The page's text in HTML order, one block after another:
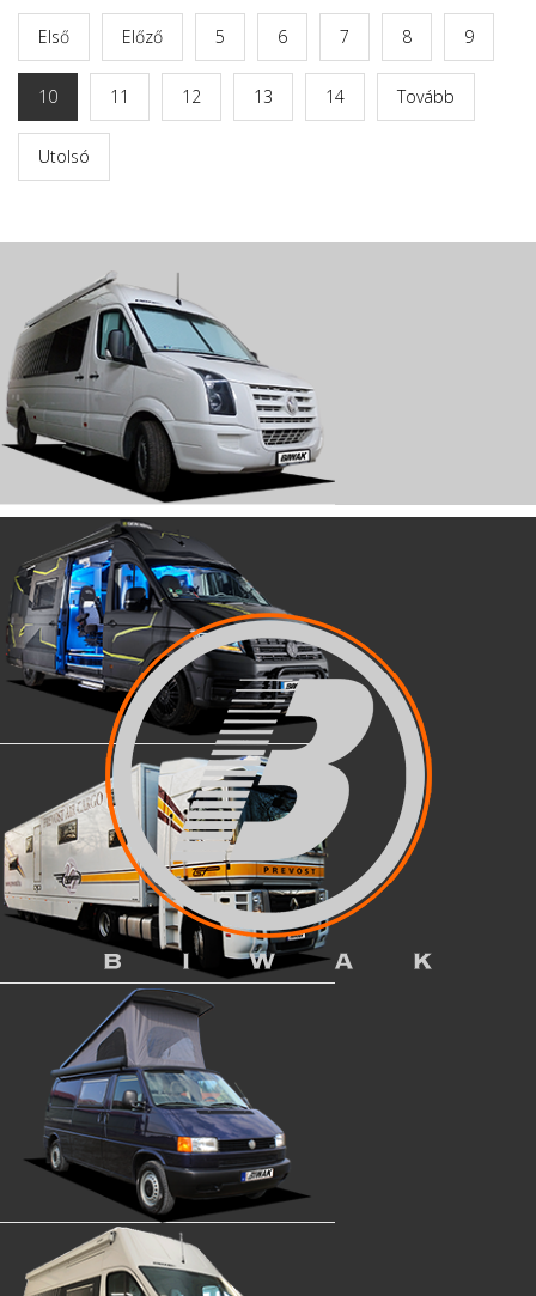
Első Előző 5 6 7 8 9
10 11 12 13 14 Tovább
Utolsó